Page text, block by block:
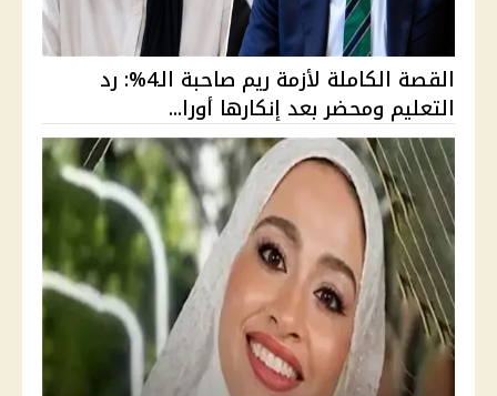
القصة الكاملة لأزمة ريم صاحبة الـ4%: رد
التعليم ومحضر بعد إنكارها أورا...